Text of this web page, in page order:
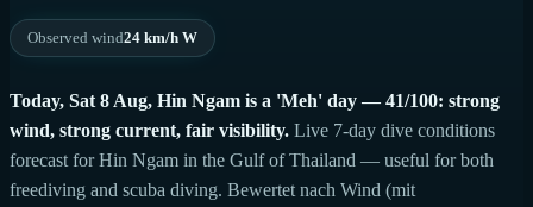
Observed wind24 km/h W
Today, Sat 8 Aug, Hin Ngam is a 'Meh' day — 41/100: strong
wind, strong current, fair visibility. Live 7-day dive conditions
forecast for Hin Ngam in the Gulf of Thailand — useful for both
freediving and scuba diving. Bewertet nach Wind (mit